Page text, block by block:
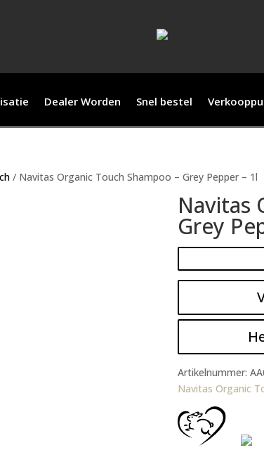
Dealer Worden Snel bestel
/ Navitas Organic Touch Shampoo – Grey Pepper – 1l
Navitas
Grey
Artikelnummer:
Navitas Organic